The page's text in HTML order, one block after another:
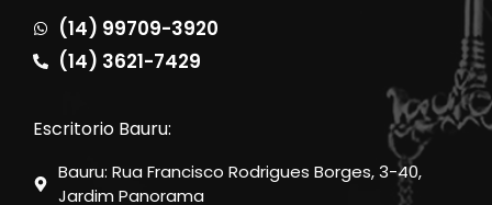
(14) 99709-3920
(14) 3621-7429
Escritorio Bauru:
Bauru: Rua Francisco Rodrigues Borges, 3-40,
Jardim Panorama